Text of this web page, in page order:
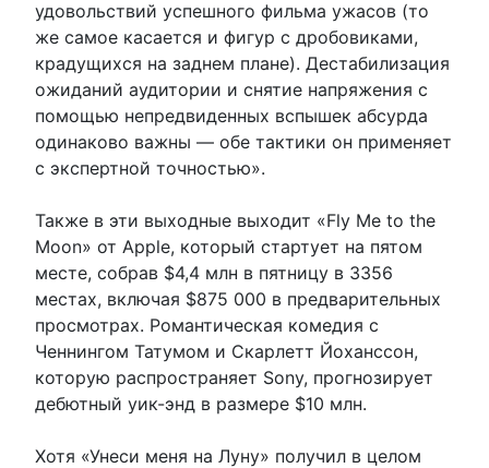
удовольствий успешного фильма ужасов (то
же самое касается и фигур с дробовиками,
крадущихся на заднем плане). Дестабилизация
ожиданий аудитории и снятие напряжения с
помощью непредвиденных вспышек абсурда
одинаково важны — обе тактики он применяет
с экспертной точностью».
Также в эти выходные выходит «Fly Me to the
Moon» от Apple, который стартует на пятом
месте, собрав $4,4 млн в пятницу в 3356
местах, включая $875 000 в предварительных
просмотрах. Романтическая комедия с
Ченнингом Татумом и Скарлетт Йоханссон,
которую распространяет Sony, прогнозирует
дебютный уик-энд в размере $10 млн.
Хотя «Унеси меня на Луну» получил в целом